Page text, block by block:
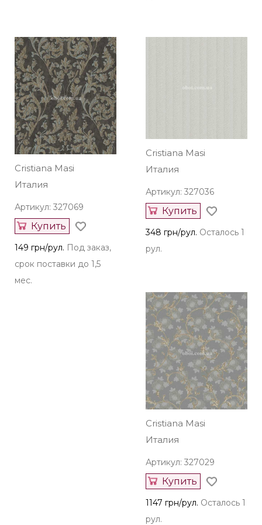
Cristiana Masi
Италия
Артикул: 327069
Купить
149 грн/рул. Под заказ,
срок поставки до 1,5
мес.
Cristiana Masi
Италия
Артикул: 327036
Купить
348 грн/рул. Осталось 1
рул.
Cristiana Masi
Италия
Артикул: 327029
Купить
1147 грн/рул. Осталось 1
рул.